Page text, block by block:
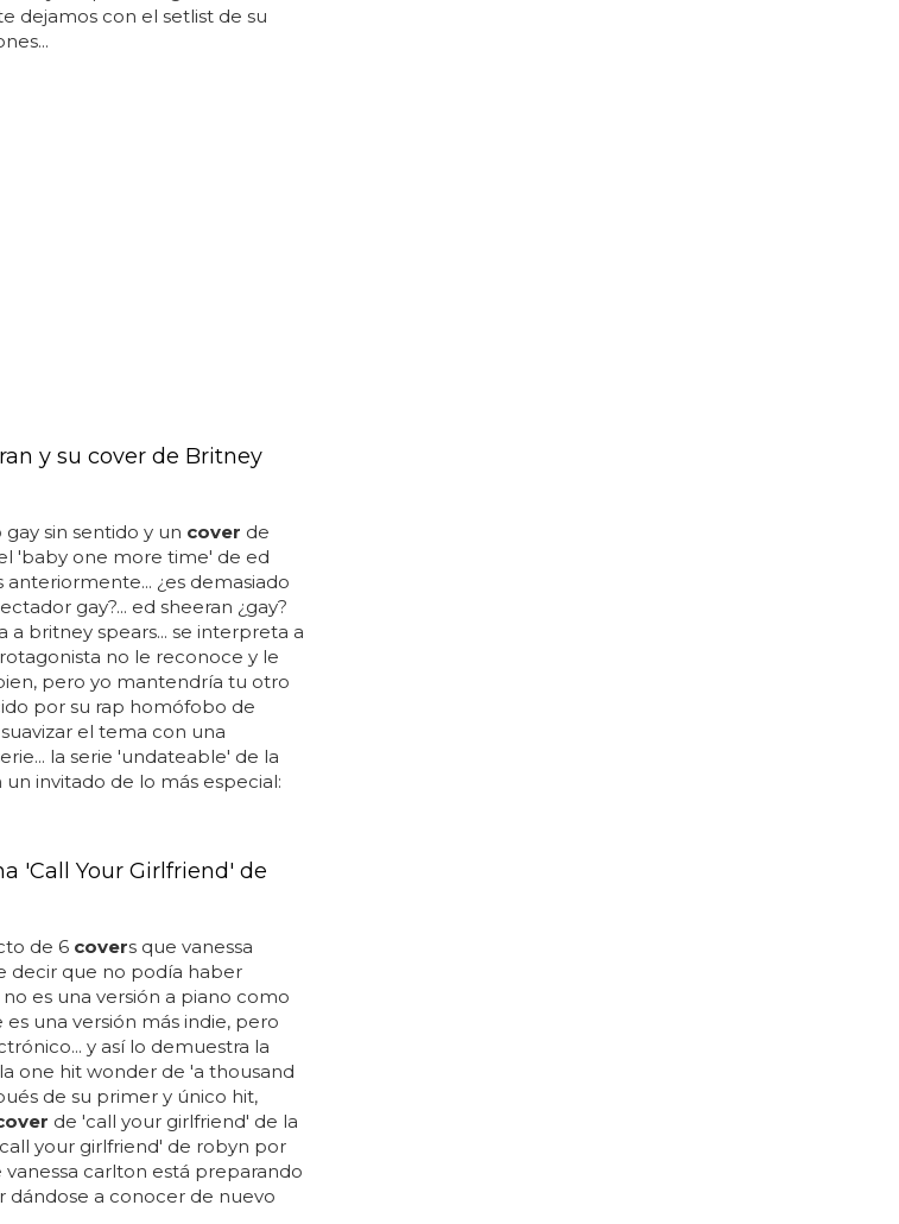
dejamos con el setlist de su
y su cover de Britney
sin sentido y un cover de
'baby one more time' de ed
¿es demasiado
gay?... ed sheeran ¿gay?
a britney spears... se interpreta a
no le reconoce y le
pero yo mantendría tu otro
por su rap homófobo de
el tema con una
la serie 'undateable' de la
invitado de lo más especial:
'Call Your Girlfriend' de
de 6 covers que vanessa
decir que no podía haber
no es una versión a piano como
una versión más indie, pero
y así lo demuestra la
one hit wonder de 'a thousand
de su primer y único hit,
de 'call your girlfriend' de la
your girlfriend' de robyn por
carlton está preparando
dándose a conocer de nuevo